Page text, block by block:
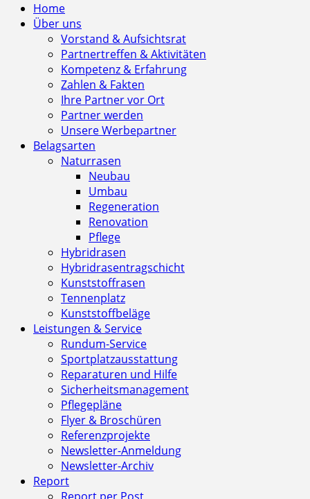
Home
Über uns
Vorstand & Aufsichtsrat
Partnertreffen & Aktivitäten
Kompetenz & Erfahrung
Zahlen & Fakten
Ihre Partner vor Ort
Partner werden
Unsere Werbepartner
Belagsarten
Naturrasen
Neubau
Umbau
Regeneration
Renovation
Pflege
Hybridrasen
Hybridrasentragschicht
Kunststoffrasen
Tennenplatz
Kunststoffbeläge
Leistungen & Service
Rundum-Service
Sportplatzausstattung
Reparaturen und Hilfe
Sicherheitsmanagement
Pflegepläne
Flyer & Broschüren
Referenzprojekte
Newsletter-Anmeldung
Newsletter-Archiv
Report